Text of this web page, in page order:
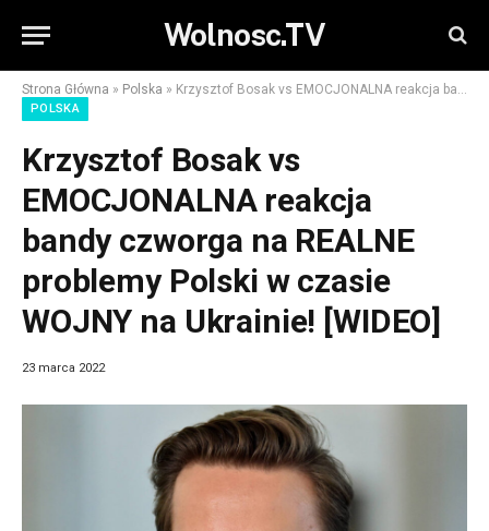
Wolnosc.TV
Strona Główna » Polska » Krzysztof Bosak vs EMOCJONALNA reakcja bandy czworga na REALNE problemy Polski w czasie WOJNY na Ukrainie! [WIDEO]
POLSKA
Krzysztof Bosak vs
EMOCJONALNA reakcja
bandy czworga na REALNE
problemy Polski w czasie
WOJNY na Ukrainie! [WIDEO]
23 marca 2022